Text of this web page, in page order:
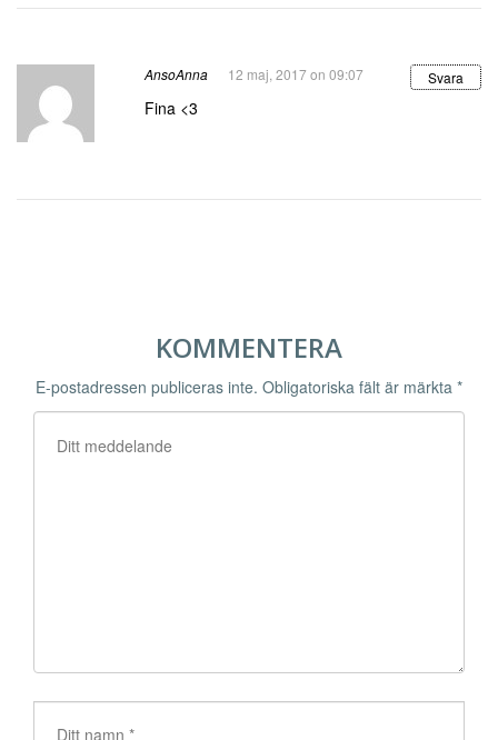
AnsoAnna 12 maj, 2017 on 09:07 Svara
Fina <3
KOMMENTERA
E-postadressen publiceras inte. Obligatoriska fält är märkta *